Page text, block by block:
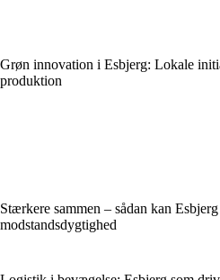
Grøn innovation i Esbjerg: Lokale
produktion
Stærkere sammen – sådan kan
modstandsdygtighed